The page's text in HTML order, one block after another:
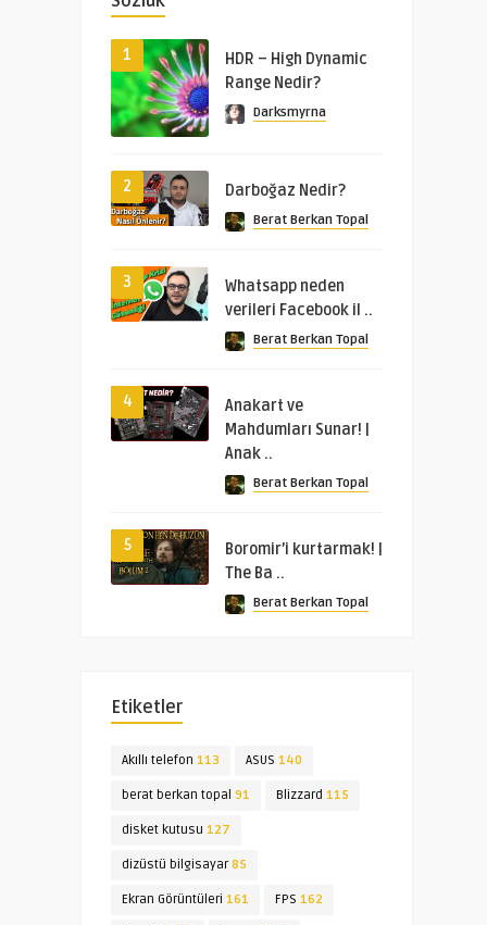
1
HDR – High Dynamic
Range Nedir?
Darksmyrna
2 Darboğaz Nedir?
Berat Berkan Topal
3
Whatsapp neden
verileri Facebook il ..
Berat Berkan Topal
4
Anakart ve
Mahdumları Sunar! |
Anak ..
Berat Berkan Topal
5
Boromir’i kurtarmak! |
The Ba ..
Berat Berkan Topal
Etiketler
Akıllı telefon 113 ASUS 140
berat berkan topal 91 Blizzard 115
disket kutusu 127
dizüstü bilgisayar85
Ekran Görüntüleri 161 FPS 162